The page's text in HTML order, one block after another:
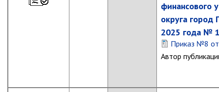
теплоснабжения,водоснабжения.
сезону
финансового
округа город
2025 года №
Приказ №8
Автор